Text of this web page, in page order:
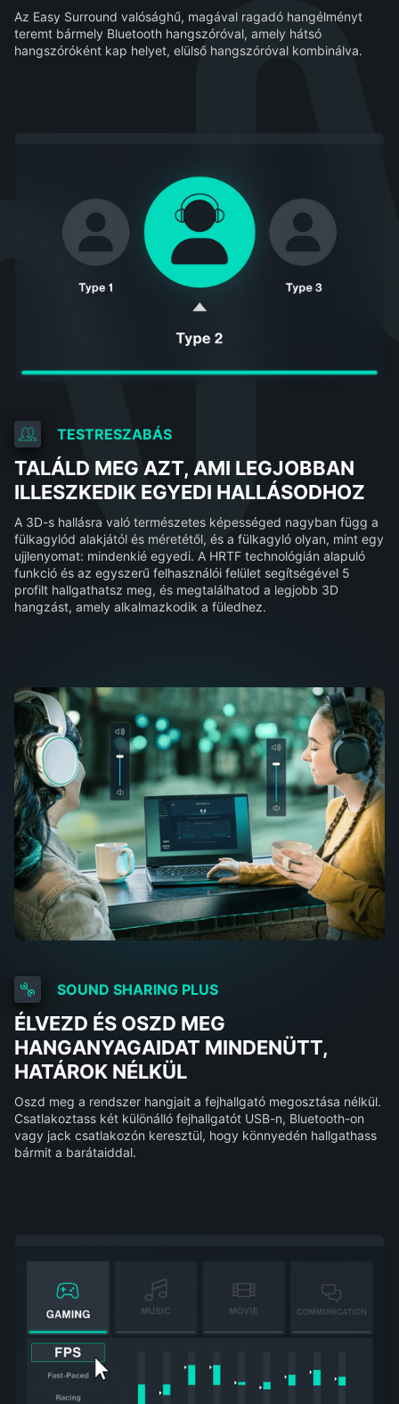
Az Easy Surround valósághű, magával ragadó hangélményt
teremt bármely Bluetooth hangszóróval, amely hátsó
hangszóróként kap helyet, elülső hangszóróval kombinálva.
TESTRESZABÁS
TALÁLD MEG AZT, AMI LEGJOBBAN
ILLESZKEDIK EGYEDI HALLÁSODHOZ
A 3D-s hallásra való természetes képességed nagyban függ a
fülkagylód alakjától és méretétől, és a fülkagyló olyan, mint egy
ujjlenyomat: mindenkié egyedi. A HRTF technológián alapuló
funkció és az egyszerű felhasználói felület segítségével 5
profilt hallgathatsz meg, és megtalálhatod a legjobb 3D
hangzást, amely alkalmazkodik a füledhez.
SOUND SHARING PLUS
ÉLVEZD ÉS OSZD MEG
HANGANYAGAIDAT MINDENÜTT,
HATÁROK NÉLKÜL
Oszd meg a rendszer hangjait a fejhallgató megosztása nélkül.
Csatlakoztass két különálló fejhallgatót USB-n, Bluetooth-on
vagy jack csatlakozón keresztül, hogy könnyedén hallgathass
bármit a barátaiddal.